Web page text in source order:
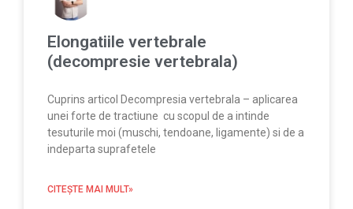
Elongatiile vertebrale
(decompresie vertebrala)
Cuprins articol Decompresia vertebrala – aplicarea
unei forte de tractiune cu scopul de a intinde
tesuturile moi (muschi, tendoane, ligamente) si de a
indeparta suprafetele
CITEŞTE MAI MULT»